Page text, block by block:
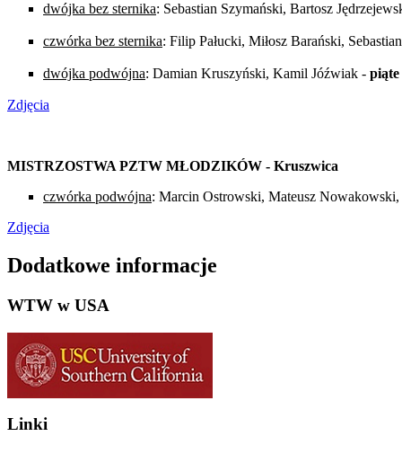
dwójka bez sternika: Sebastian Szymański, Bartosz
czwórka bez sternika: Filip Pałucki, Miłosz Barański,
dwójka podwójna: Damian Kruszyński, Kamil Jóźwiak - piąte
Zdjęcia
MISTRZOSTWA PZTW MŁODZIKÓW - Kruszwica
czwórka podwójna: Marcin Ostrowski, Mateusz
Zdjęcia
Dodatkowe informacje
WTW w USA
Linki